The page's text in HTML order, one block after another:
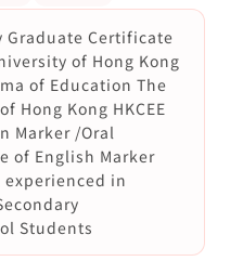
Graduate Certificate
of Hong Kong
of Education The
Hong Kong HKCEE
Marker /Oral
of English Marker
experienced in
Students